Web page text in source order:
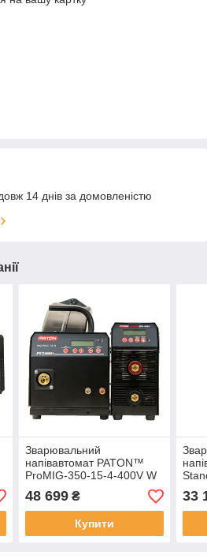
14 днів за домовленістю
Зварювальний
напівавтомат PATON™
ProMIG-350-15-4-400V W
48 699₴
Купити
33